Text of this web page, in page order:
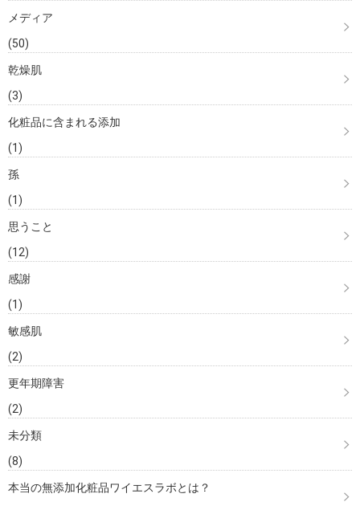
メディア
(50)
乾燥肌
(3)
化粧品に含まれる添加
(1)
孫
(1)
思うこと
(12)
感謝
(1)
敏感肌
(2)
更年期障害
(2)
未分類
(8)
本当の無添加化粧品ワイエスラボとは？